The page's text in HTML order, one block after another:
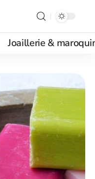
Joaillerie &